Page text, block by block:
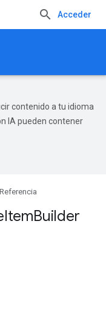
Acceder
contenido a tu idioma
IA pueden contener
Referencia
ItemBuilder